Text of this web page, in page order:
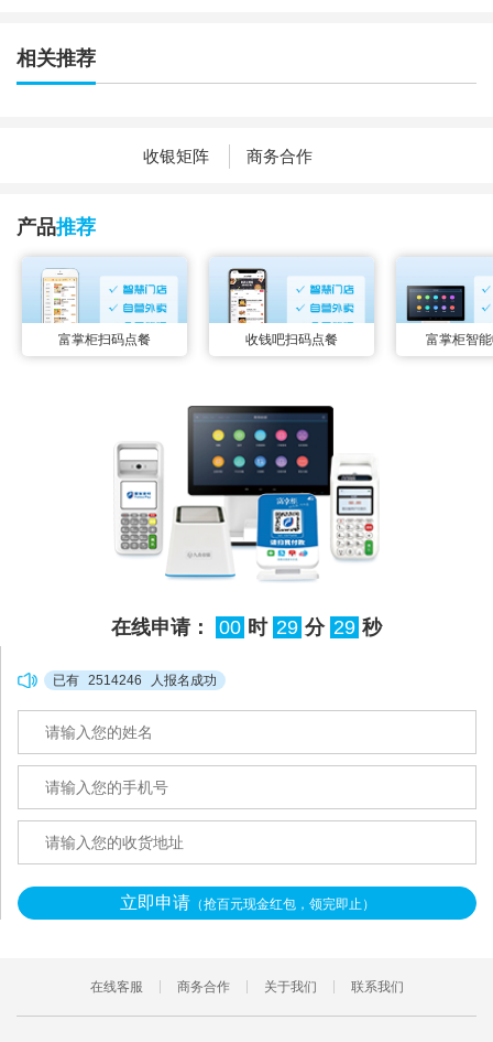
相关推荐
收银矩阵 商务合作
产品推荐
富掌柜扫码点餐 收钱吧扫码点餐 富掌柜智
在线申请： 00 时 29 分 28 秒
已有 2514246 人报名成功
立即申请（抢百元现金红包，领完即止）
在线客服 商务合作 关于我们 联系我们